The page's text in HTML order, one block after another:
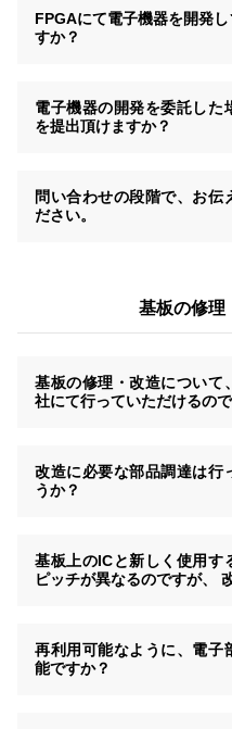
FPGAにて電子機器を開発
すか？
電子機器の開発を委託した
を提出頂けますか？
問い合わせの段階で、お伝
ださい。
基板の修理
基板の修理・改造について
社にて行っていただけるの
改造に必要な部品調達は行
うか？
基板上のICと新しく使用す
ピッチが異なるのですが、
再利用可能なように、電子
能ですか？